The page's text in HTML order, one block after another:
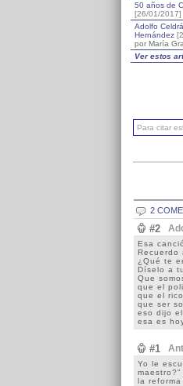
50 años de
[26/01/2017]
Adolfo
Hernández
por María
Ver estos
Para citar
2
#2
Esa
Recuerdo
¿Qué te
Díselo a
Que
que el
que el
que ser
eso dijo
esa es
#1
Yo le
la reforma